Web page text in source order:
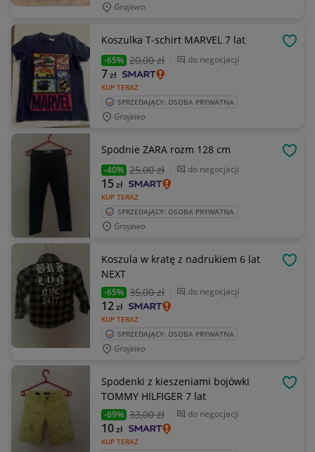
Grajewo
Koszulka T-schirt MARVEL 7 lat
-65% 20,00 zł do negocjacji
KUP TERAZ
7zł
SPRZEDAJĄCY: OSOBA PRYWATNA
Grajewo
Spodnie ZARA rozm 128 cm
-40% 25,00 zł do negocjacji
KUP TERAZ
15zł
SPRZEDAJĄCY: OSOBA PRYWATNA
Grajewo
Koszula w kratę z nadrukiem 6 lat
NEXT
-65% 35,00 zł do negocjacji
KUP TERAZ
12zł
SPRZEDAJĄCY: OSOBA PRYWATNA
Grajewo
Spodenki z kieszeniami bojówki
TOMMY HILFIGER 7 lat
-69% 33,00 zł do negocjacji
KUP TERAZ
10zł